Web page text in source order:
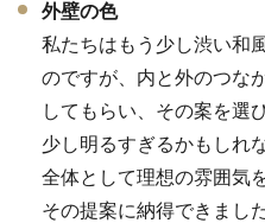
外壁の色
私たちはもう少し渋い和
のですが、内と外のつな
してもらい、その案を選
少し明るすぎるかもしれ
全体として理想の雰囲気
その提案に納得できました